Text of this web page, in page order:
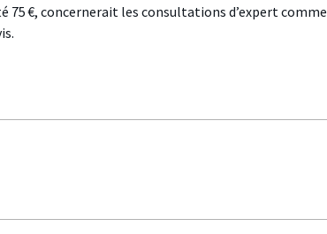
€, concernerait les consultations d’expert comme